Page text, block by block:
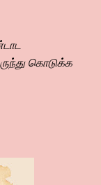
கொடுக்க